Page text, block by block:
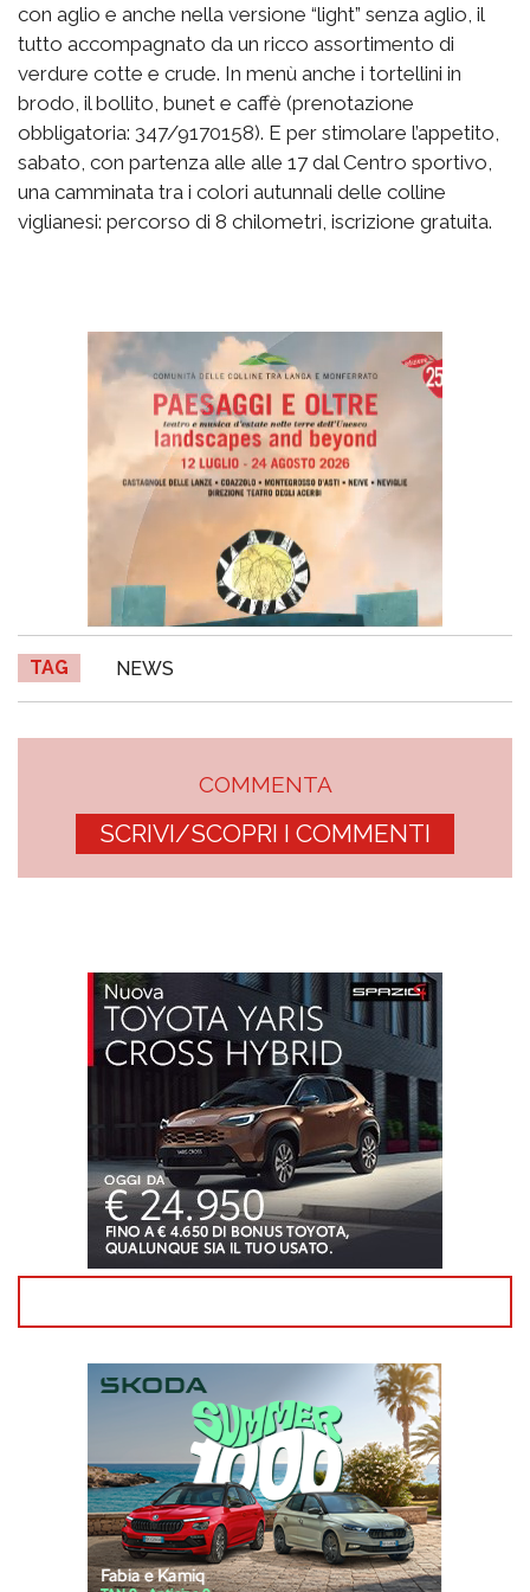
con aglio e anche nella versione “light” senza aglio, il
tutto accompagnato da un ricco assortimento di
verdure cotte e crude. In menù anche i tortellini in
brodo, il bollito, bunet e caffè (prenotazione
obbligatoria: 347/9170158). E per stimolare l’appetito,
sabato, con partenza alle alle 17 dal Centro sportivo,
una camminata tra i colori autunnali delle colline
viglianesi: percorso di 8 chilometri, iscrizione gratuita.
TAG NEWS
COMMENTA
SCRIVI/SCOPRI I COMMENTI